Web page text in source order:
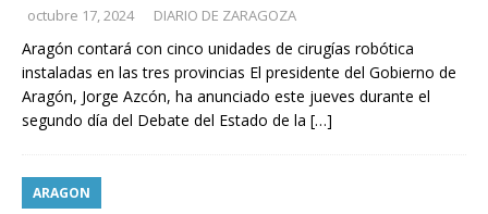
octubre 17, 2024 DIARIO DE ZARAGOZA
Aragón contará con cinco unidades de cirugías robótica
instaladas en las tres provincias El presidente del Gobierno de
Aragón, Jorge Azcón, ha anunciado este jueves durante el
segundo día del Debate del Estado de la […]
ARAGON